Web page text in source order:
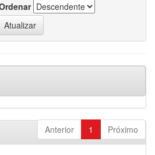
Anterior 1 Próximo